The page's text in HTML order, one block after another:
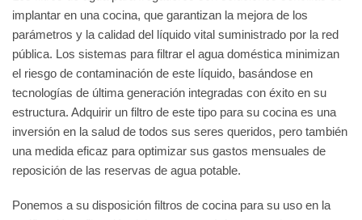
implantar en una cocina, que garantizan la mejora de los
parámetros y la calidad del líquido vital suministrado por la red
pública. Los sistemas para filtrar el agua doméstica minimizan
el riesgo de contaminación de este líquido, basándose en
tecnologías de última generación integradas con éxito en su
estructura. Adquirir un filtro de este tipo para su cocina es una
inversión en la salud de todos sus seres queridos, pero también
una medida eficaz para optimizar sus gastos mensuales de
reposición de las reservas de agua potable.
Ponemos a su disposición filtros de cocina para su uso en la